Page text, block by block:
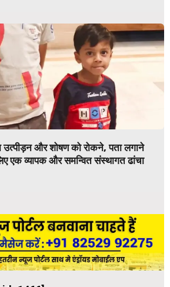
और शोषण को रोकने, पता लगाने
एक व्यापक और समन्वित संस्थागत ढांचा